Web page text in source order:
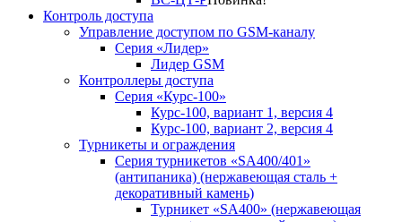
Контроль доступа
Управление доступом по GSM-каналу
Серия «Лидер»
Лидер GSM
Контроллеры доступа
Серия «Курс-100»
Курс-100, вариант 1, версия 4
Курс-100, вариант 2, версия 4
Турникеты и ограждения
Серия турникетов «SA400/401»
(антипаника) (нержавеющая сталь +
декоративный камень)
Турникет «SA400» (нержавеющая